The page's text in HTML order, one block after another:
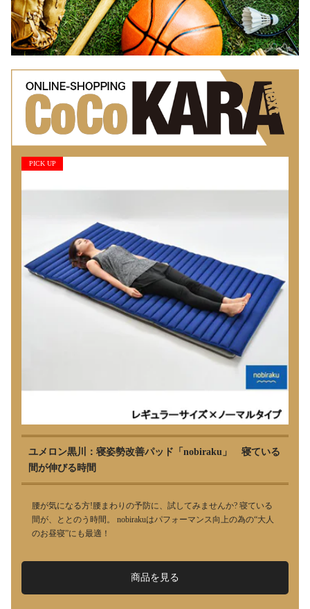
PICK UP
ユメロン黒川：寝姿勢改善パッド「nobiraku」 寝ている
間が伸びる時間
腰が気になる方!腰まわりの予防に、試してみませんか? 寝ている
間が、ととのう時間。 nobirakuはパフォーマンス向上の為の“大人
のお昼寝”にも最適！
商品を見る